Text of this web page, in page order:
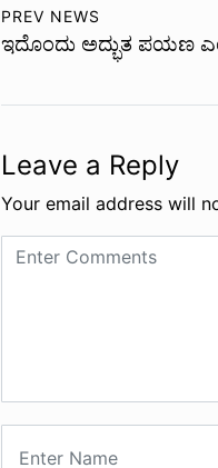
PREV NEWS
ಇದೊಂದು ಅದ್ಭುತ ಪಯಣ
Leave a Reply
Your email address will